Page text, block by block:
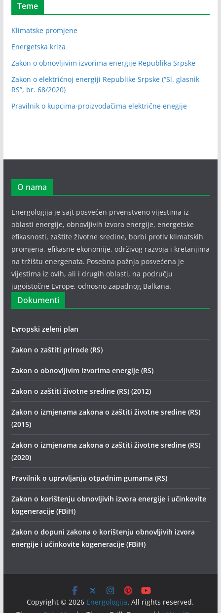
Teme
Klimatske promjene
Energetska kriza
Zakon o obnovljivim izvorima energije Republika Srpske
Zakon o električnoj energiji Republike Srpske (“Sl. glasnik
RS”, br. 68/2020)
Pravilnik o kupcima-proizvođačima električne enegije
O nama
Energologija je sajt posvećen prvenstveno vijestima iz
oblasti energije, obnovljivih izvora energije, energetske
efikasnosti, zaštite životne sredine, borbi protiv klimatskih
promjena, efikasne ekonomije, održivog razvoja i kretanjima
na tržištu energenata. Posebna pažnja posvećena je
vijestima iz ovih, ali i drugih oblasti, na području
jugoistočne Evrope, odnosno zapadnog Balkana.
Dokumenti
Evropski zeleni plan
Zakon o zaštiti prirode (RS)
Zakon o obnovljivim izvorima energije (RS)
Zakon o zaštiti životne sredine (RS) (2012)
Zakon o izmjenama zakona o zaštiti životne sredine (RS)
(2015)
Zakon o izmjenama zakona o zaštiti životne sredine (RS)
(2020)
Pravilnik o upravljanju otpadnim gumama (RS)
Zakon o korištenju obnovljivih izvora energije i učinkovite
kogeneracije (FBiH)
Zakon o dopuni zakona o korištenju obnovljivih izvora
energije i učinkovite kogeneracije (FBiH)
Copyright © 2026 Energologija. All rights reserved.